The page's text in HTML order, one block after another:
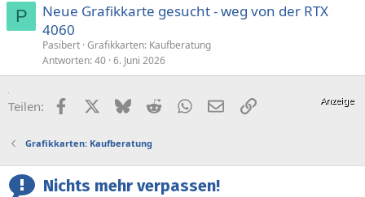
P
Neue Grafikkarte gesucht - weg von der RTX
4060
Pasibert Grafikkarten: Kaufberatung
Antworten 40 6. Juni 2026
Teilen: FacebookX (Twitter)
BlueskyRedditWhatsApp
E-MailLink
Grafikkarten: Kaufberatung
Nichts mehr verpassen!